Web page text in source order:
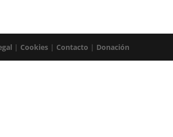
| Cookies | Contacto | Donación